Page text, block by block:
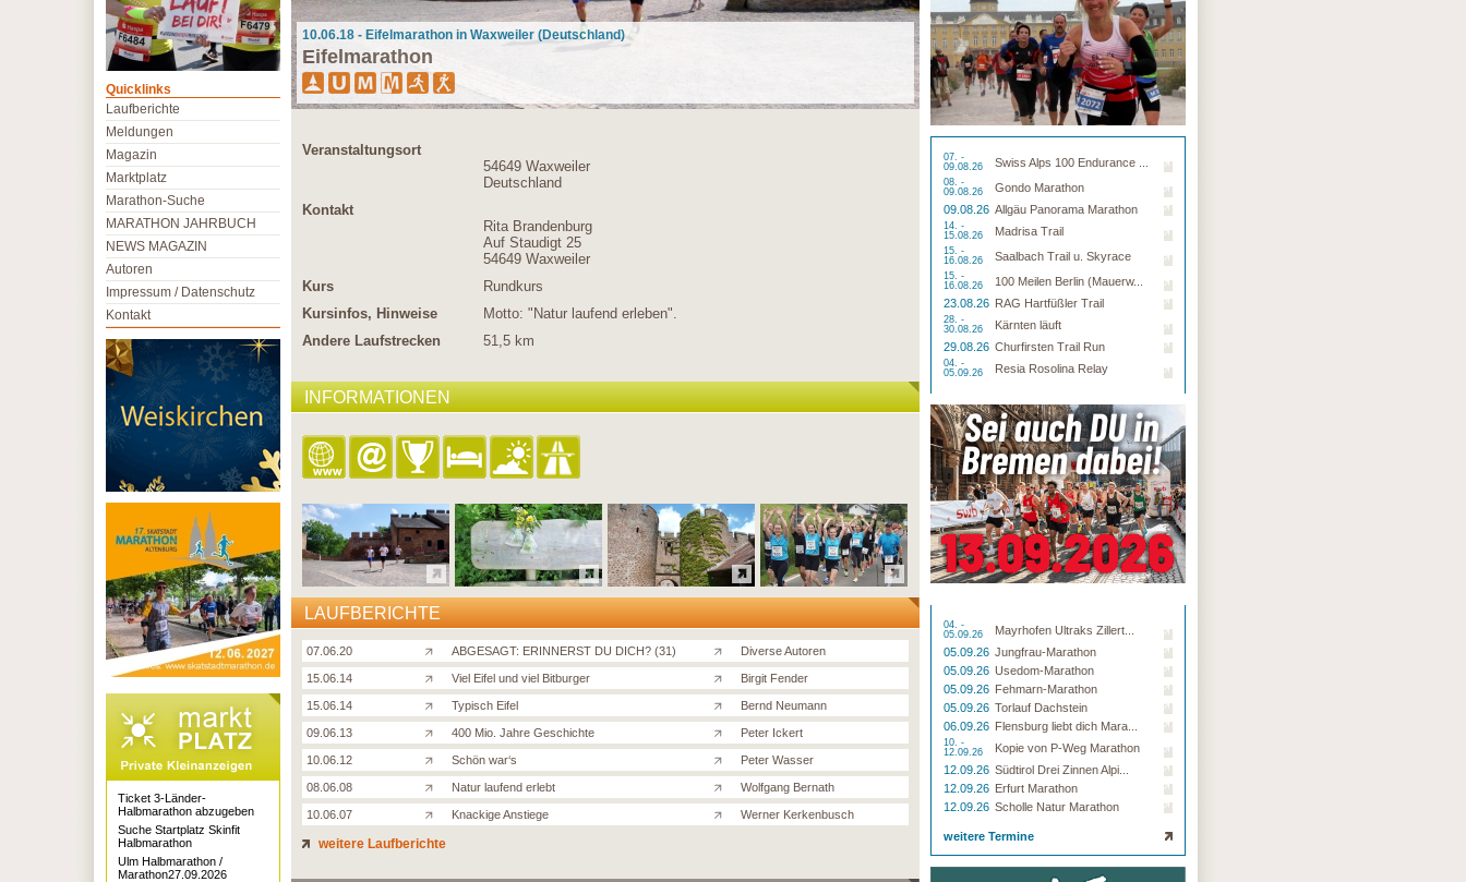
10.06.18 - Eifelmarathon in Waxweiler (Deutschland)
Eifelmarathon
Veranstaltungsort
54649 Waxweiler
Deutschland
Kontakt
Rita Brandenburg
Auf Staudigt 25
54649 Waxweiler
Kurs
Rundkurs
Kursinfos, Hinweise
Motto: "Natur laufend erleben".
Andere Laufstrecken
51,5 km
INFORMATIONEN
LAUFBERICHTE
07.06.20 ABGESAGT: ERINNERST DU DICH? (31) Diverse Autoren
15.06.14 Viel Eifel und viel Bitburger Birgit Fender
15.06.14 Typisch Eifel Bernd Neumann
09.06.13 400 Mio. Jahre Geschichte Peter Ickert
10.06.12 Schön war‘s Peter Wasser
08.06.08 Natur laufend erlebt Wolfgang Bernath
10.06.07 Knackige Anstiege Werner Kerkenbusch
weitere Laufberichte
07. -
09.08.26
Swiss Alps 100 Endurance ...
08. -
09.08.26
Gondo Marathon
09.08.26 Allgäu Panorama Marathon
14. -
15.08.26
Madrisa Trail
15. -
16.08.26
Saalbach Trail u. Skyrace
15. -
16.08.26
100 Meilen Berlin (Mauerw...
23.08.26 RAG Hartfüßler Trail
28. -
30.08.26
Kärnten läuft
29.08.26 Churfirsten Trail Run
04. -
05.09.26
Resia Rosolina Relay
04. -
05.09.26
Mayrhofen Ultraks Zillert...
05.09.26 Jungfrau-Marathon
05.09.26 Usedom-Marathon
05.09.26 Fehmarn-Marathon
05.09.26 Torlauf Dachstein
06.09.26 Flensburg liebt dich Mara...
10. -
12.09.26
Kopie von P-Weg Marathon
12.09.26 Südtirol Drei Zinnen Alpi...
12.09.26 Erfurt Marathon
12.09.26 Scholle Natur Marathon
weitere Termine
Quicklinks
Laufberichte
Meldungen
Magazin
Marktplatz
Marathon-Suche
MARATHON JAHRBUCH
NEWS MAGAZIN
Autoren
Impressum / Datenschutz
Kontakt
Ticket 3-Länder-
Halbmarathon abzugeben
Suche Startplatz Skinfit
Halbmarathon
Ulm Halbmarathon /
Marathon27.09.2026